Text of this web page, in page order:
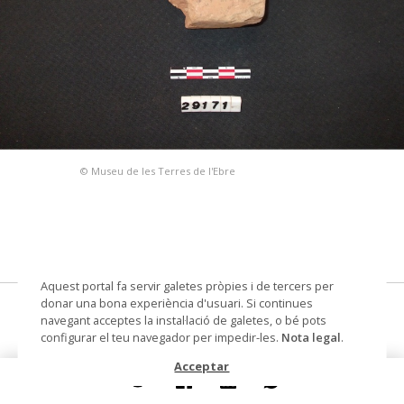
© Museu de les Terres de l'Ebre
L'Assut, 2007
pondus
Aquest portal fa servir galetes pròpies i de tercers per
donar una bona experiència d'usuari. Si continues
navegant acceptes la instal·lació de galetes, o bé pots
configurar el teu navegador per impedir-les. Nota legal.
Acceptar